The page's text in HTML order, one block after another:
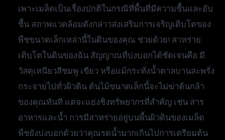
เพาะเมล็ดเป็นเรื่องปกติในกรณีที่พื้นที่มีความชื้นและอับ
ชื้น สภาพแวดล้อมดังกล่าวส่งเสริมการเจริญเติบโตของ
พืชขนาดเล็กเหล่านี้ในดินของคุณ ช่วยด้วย! สาหร่าย
เติบโตในดินของฉัน สัญญาณที่บ่งบอกได้ชัดเจนคือ มี
วัสดุเหนียวสีชมพู เขียว หรือแม้กระทั่งน้ำตาลบานสะพรั่ง
กระจายไปทั่วผิวดิน ต้นไม้ขนาดเล็กนี้จะไม่ฆ่าต้นกล้า
ของคุณทันที แต่จะแย่งชิงทรัพยากรที่สำคัญ เช่น สาร
อาหารและน้ำ การมีสาหร่ายอยู่บนพื้นผิวดินของเมล็ด
พืชยังบ่งบอกด้วยว่าคุณรดน้ำมากเกินไปการเตรียมต้น